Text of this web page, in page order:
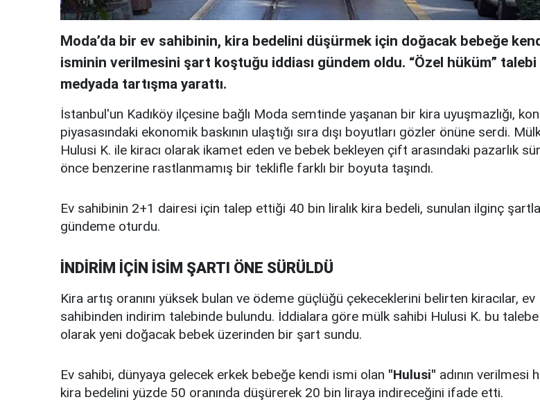
Moda’da bir ev sahibinin, kira bedelini düşürmek için doğacak bebeğe
isminin verilmesini şart koştuğu iddiası gündem oldu. “Özel hüküm” talebi
medyada tartışma yarattı.
İstanbul'un Kadıköy ilçesine bağlı Moda semtinde yaşanan bir kira uyuşmazlığı,
piyasasındaki ekonomik baskının ulaştığı sıra dışı boyutları gözler önüne serdi.
Hulusi K. ile kiracı olarak ikamet eden ve bebek bekleyen çift arasındaki pazarlık
önce benzerine rastlanmamış bir teklifle farklı bir boyuta taşındı.
Ev sahibinin 2+1 dairesi için talep ettiği 40 bin liralık kira bedeli, sunulan ilginç şartla
gündeme oturdu.
İNDİRİM İÇİN İSİM ŞARTI ÖNE SÜRÜLDÜ
Kira artış oranını yüksek bulan ve ödeme güçlüğü çekeceklerini belirten kiracılar, ev
sahibinden indirim talebinde bulundu. İddialara göre mülk sahibi Hulusi K. bu talebe
olarak yeni doğacak bebek üzerinden bir şart sundu.
Ev sahibi, dünyaya gelecek erkek bebeğe kendi ismi olan "Hulusi" adının verilmesi
kira bedelini yüzde 50 oranında düşürerek 20 bin liraya indireceğini ifade etti.